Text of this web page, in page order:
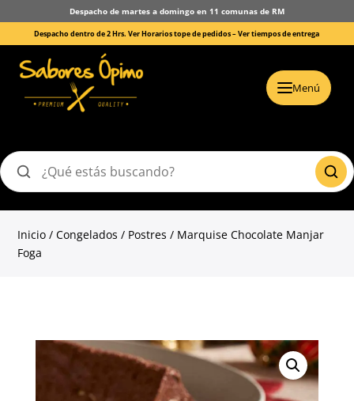
Despacho de martes a domingo en 11 comunas de RM
Despacho dentro de 2 Hrs. Ver Horarios tope de pedidos –Ver tiempos de entrega
Menú
Buscar
Inicio /Congelados / Postres / Marquise Chocolate Manjar
Foga